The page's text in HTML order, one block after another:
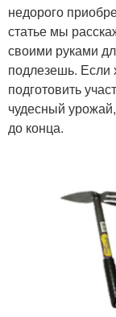
недорого
статье мы
своими руками
подлезешь. Если
подготовить
чудесный
до конца.